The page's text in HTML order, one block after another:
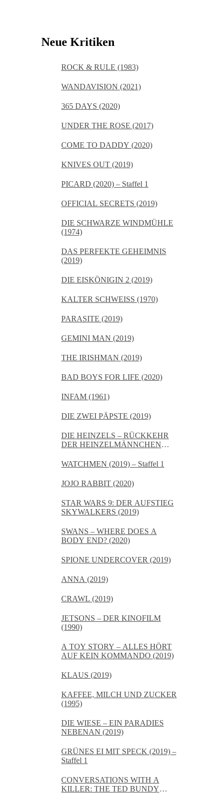
Neue Kritiken
ROCK & RULE (1983)
WANDAVISION (2021)
365 DAYS (2020)
UNDER THE ROSE (2017)
COME TO DADDY (2020)
KNIVES OUT (2019)
PICARD (2020) – Staffel 1
OFFICIAL SECRETS (2019)
DIE SCHWARZE WINDMÜHLE
(1974)
DAS PERFEKTE GEHEIMNIS
(2019)
DIE EISKÖNIGIN 2 (2019)
KALTER SCHWEISS (1970)
PARASITE (2019)
GEMINI MAN (2019)
THE IRISHMAN (2019)
BAD BOYS FOR LIFE (2020)
INFAM (1961)
DIE ZWEI PÄPSTE (2019)
DIE HEINZELS – RÜCKKEHR
DER HEINZELMÄNNCHEN
WATCHMEN (2019) – Staffel 1
JOJO RABBIT (2020)
STAR WARS 9: DER AUFSTIEG
SKYWALKERS (2019)
SWANS – WHERE DOES A
BODY END? (2020)
SPIONE UNDERCOVER (2019)
ANNA (2019)
CRAWL (2019)
JETSONS – DER KINOFILM
(1990)
A TOY STORY – ALLES HÖRT
AUF KEIN KOMMANDO (2019)
KLAUS (2019)
KAFFEE, MILCH UND ZUCKER
(1995)
DIE WIESE – EIN PARADIES
NEBENAN (2019)
GRÜNES EI MIT SPECK (2019) –
Staffel 1
CONVERSATIONS WITH A
KILLER: THE TED BUNDY